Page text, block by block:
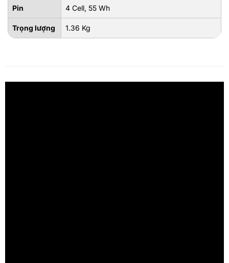
Pin 4 Cell, 55 Wh
Trọng lượng 1.36 Kg